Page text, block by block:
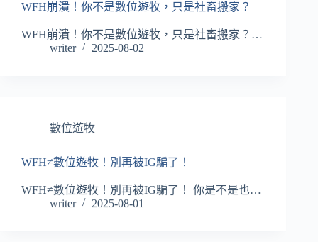
WFH崩潰！你不是數位遊牧，只是社畜搬家？
WFH崩潰！你不是數位遊牧，只是社畜搬家？…
writer
2025-08-02
數位遊牧
WFH≠數位遊牧！別再被IG騙了！
WFH≠數位遊牧！別再被IG騙了！ 你是不是也…
writer
2025-08-01